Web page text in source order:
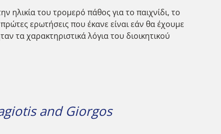
ηλικία του τρομερό πάθος για το παιχνίδι, το
ερωτήσεις που έκανε είναι εάν θα έχουμε
τα χαρακτηριστικά λόγια του διοικητικού
and Giorgos